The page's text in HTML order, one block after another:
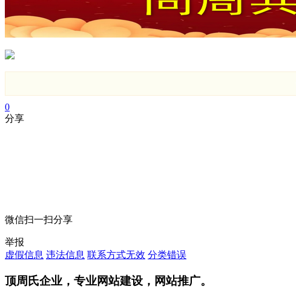
0
分享
微信扫一扫分享
举报
虚假信息 违法信息 联系方式无效 分类错误
顶周氏企业，专业网站建设，网站推广。